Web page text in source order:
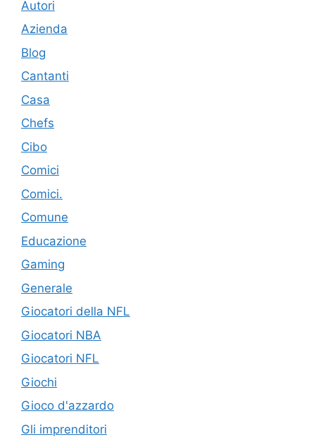
Autori
Azienda
Blog
Cantanti
Casa
Chefs
Cibo
Comici
Comici.
Comune
Educazione
Gaming
Generale
Giocatori della NFL
Giocatori NBA
Giocatori NFL
Giochi
Gioco d'azzardo
Gli imprenditori